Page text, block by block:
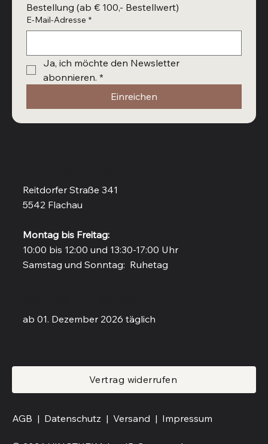
Reitdorfer Straße 341
5542 Flachau
Montag bis Freitag:
10:00 bis 12:00 und 13:30-17:00 Uhr
Samstag und Sonntag: Ruhetag
ab 01. Dezember 2026 täglich
Bestellung (ab € 100,- Bestellwert)
E-Mail-Adresse *
Ja, ich möchte den Newsletter
abonnieren. *
Einreichen
AGB | Datenschutz | Versand | Impressum
Vertrag widerrufen